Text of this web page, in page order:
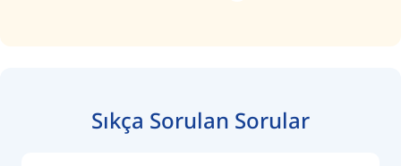
Sıkça Sorulan Sorular